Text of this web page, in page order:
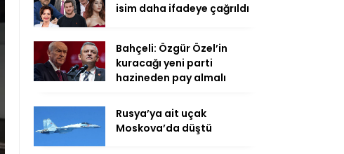
isim daha ifadeye çağrıldı
Bahçeli: Özgür Özel’in
kuracağı yeni parti
hazineden pay almalı
Rusya’ya ait uçak
Moskova’da düştü